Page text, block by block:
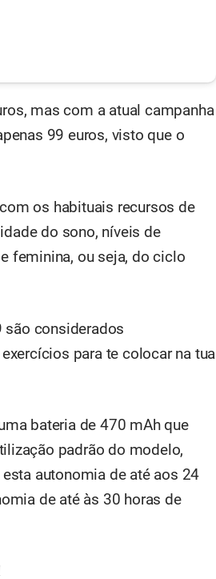
mas com a atual campanha
99 euros, visto que o
os habituais recursos de
do sono, níveis de
feminina, ou seja, do ciclo
são considerados
para te colocar na tua
bateria de 470 mAh que
padrão do modelo,
autonomia de até aos 24
de até às 30 horas de